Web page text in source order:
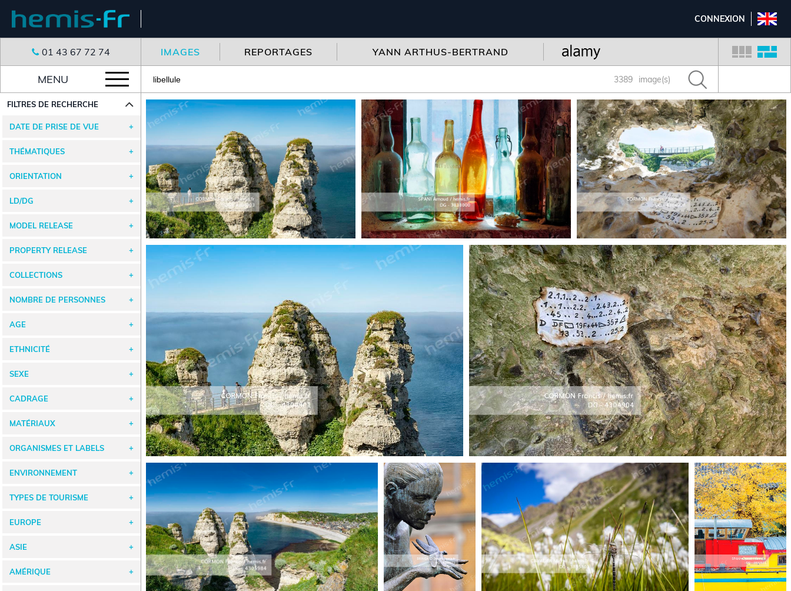
CONNEXION
01 43 67 72 74
MENU
FILTRES DE RECHERCHE
DATE DE PRISE DE VUE
THÉMATIQUES
ORIENTATION
LD/DG
MODEL RELEASE
PROPERTY RELEASE
COLLECTIONS
NOMBRE DE PERSONNES
AGE
ETHNICITÉ
SEXE
CADRAGE
MATÉRIAUX
ORGANISMES ET LABELS
ENVIRONNEMENT
TYPES DE TOURISME
EUROPE
ASIE
AMÉRIQUE
IMAGES REPORTAGES YANN ARTHUS-BERTRAND
3389 image(s)